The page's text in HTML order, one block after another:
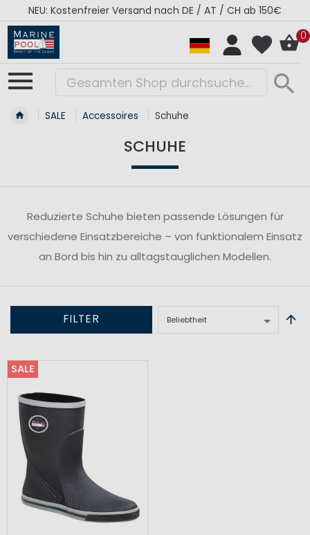
NEU: Kostenfreier Versand nach DE / AT / CH ab 150€
0
SALE Accessoires Schuhe
SCHUHE
Reduzierte Schuhe bieten passende Lösungen für
verschiedene Einsatzbereiche – von funktionalem Einsatz
an Bord bis hin zu alltagstauglichen Modellen.
FILTER
SALE